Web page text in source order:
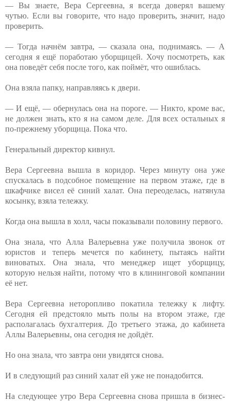
— Вы знаете, Вера Сергеевна, я всегда доверял вашему
чутью. Если вы говорите, что надо проверить, значит, надо
проверить.
— Тогда начнём завтра, — сказала она, поднимаясь. — А
сегодня я ещё поработаю уборщицей. Хочу посмотреть, как
она поведёт себя после того, как поймёт, что ошиблась.
Она взяла папку, направляясь к двери.
— И ещё, — обернулась она на пороге. — Никто, кроме вас,
не должен знать, кто я на самом деле. Для всех остальных я
по-прежнему уборщица. Пока что.
Генеральный директор кивнул.
Вера Сергеевна вышла в коридор. Через минуту она уже
спускалась в подсобное помещение на первом этаже, где в
шкафчике висел её синий халат. Она переоделась, натянула
косынку, взяла тележку.
Когда она вышла в холл, часы показывали половину первого.
Она знала, что Алла Валерьевна уже получила звонок от
юристов и теперь мечется по кабинету, пытаясь найти
виноватых. Она знала, что менеджер ищет уборщицу,
которую нельзя найти, потому что в клининговой компании
её нет.
Вера Сергеевна неторопливо покатила тележку к лифту.
Сегодня ей предстояло мыть полы на втором этаже, где
располагалась бухгалтерия. До третьего этажа, до кабинета
Аллы Валерьевны, она сегодня не дойдёт.
Но она знала, что завтра они увидятся снова.
И в следующий раз синий халат ей уже не понадобится.
На следующее утро Вера Сергеевна снова пришла в бизнес-